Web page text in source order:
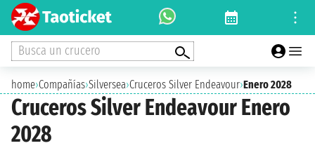
Busca un crucero
home›Compañías›Silversea›Cruceros Silver Endeavour›Enero 2028
Cruceros Silver Endeavour Enero
2028